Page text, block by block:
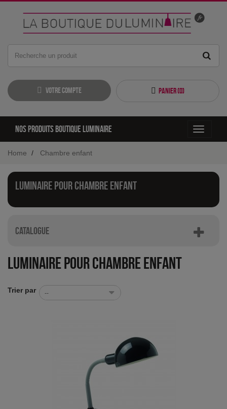
Votre compte Panier (0)
Toggle
Nos produits boutique luminaire
Home Chambre enfant
Luminaire pour chambre enfant
CATALOGUE
Luminaire pour chambre enfant
Trier par --